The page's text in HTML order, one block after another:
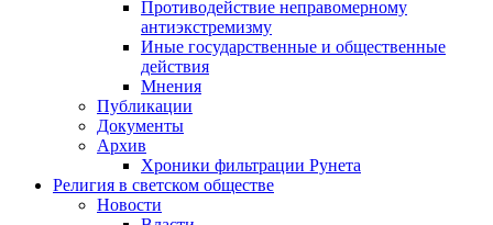
Противодействие неправомерному
антиэкстремизму
Иные государственные и общественные
действия
Мнения
Публикации
Документы
Архив
Хроники фильтрации Рунета
Религия в светском обществе
Новости